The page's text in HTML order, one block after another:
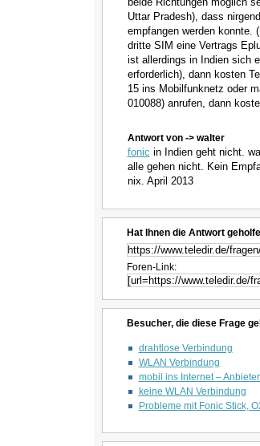
Uttar Pradesh), dass
empfangen werden konnte.
dritte SIM eine Vertrags
ist allerdings in Indien sich
erforderlich), dann kosten
15 ins Mobilfunknetz oder
010088) anrufen, dann
Antwort von -> walter
fonic in Indien geht nicht.
alle gehen nicht. Kein
nix. April 2013
Hat Ihnen die Antwort
Foren-Link:
Besucher, die diese Frage
drahtlose Verbindung
WLAN Verbindung
mobil ins Internet –
keine WLAN Verbindung
Probleme mit Fonic Stick,